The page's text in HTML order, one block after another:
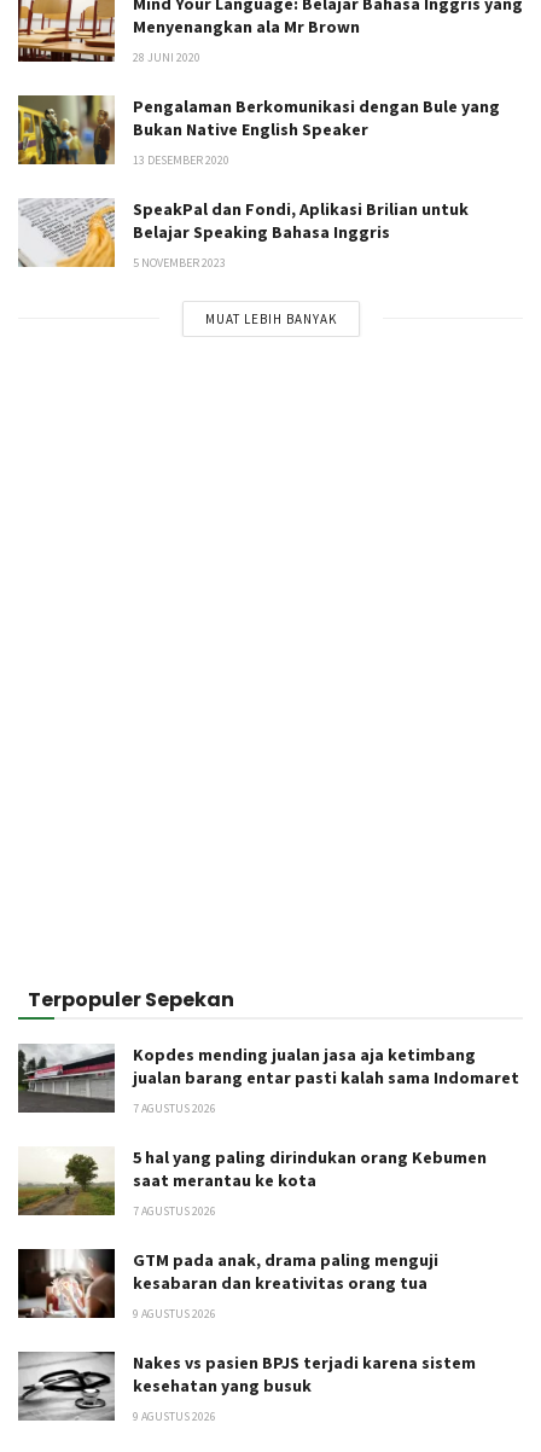
Menyenangkan ala Mr Brown
28 JUNI 2020
Pengalaman Berkomunikasi dengan Bule yang
Bukan Native English Speaker
13 DESEMBER 2020
SpeakPal dan Fondi, Aplikasi Brilian untuk
Belajar Speaking Bahasa Inggris
5 NOVEMBER 2023
MUAT LEBIH BANYAK
Terpopuler Sepekan
Kopdes mending jualan jasa aja ketimbang
jualan barang entar pasti kalah sama Indomaret
7 AGUSTUS 2026
5 hal yang paling dirindukan orang Kebumen
saat merantau ke kota
7 AGUSTUS 2026
GTM pada anak, drama paling menguji
kesabaran dan kreativitas orang tua
9 AGUSTUS 2026
Nakes vs pasien BPJS terjadi karena sistem
kesehatan yang busuk
9 AGUSTUS 2026